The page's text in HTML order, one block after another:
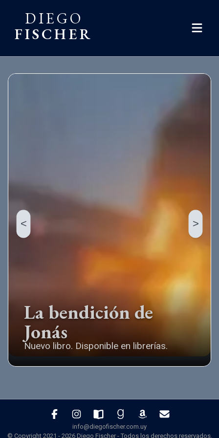
DIEGO
FISCHER
La bendición de
Jonás
Nuevo libro. Disponible en librerías.
< >
info@diegofischer.com.uy
© Copyright 2021 - 2026Diego Fischer - Todos los derechos reservados.